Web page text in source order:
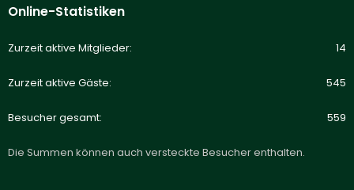
Online-Statistiken
Zurzeit aktive Mitglieder 14
Zurzeit aktive Gäste 545
Besucher gesamt 559
Die Summen können auch versteckte Besucher enthalten.